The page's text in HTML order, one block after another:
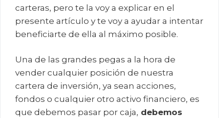
carteras, pero te la voy a explicar en el
presente artículo y te voy a ayudar a intentar
beneficiarte de ella al máximo posible.
Una de las grandes pegas a la hora de
vender cualquier posición de nuestra
cartera de inversión, ya sean acciones,
fondos o cualquier otro activo financiero, es
que debemos pasar por caja, debemos